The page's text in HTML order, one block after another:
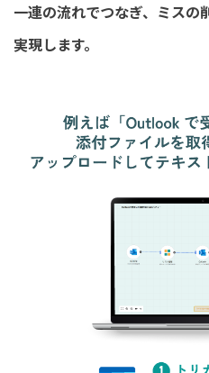
一連の流れでつなぎ、ミスの
実現します。